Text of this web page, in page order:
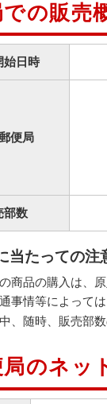
の販売
始日時
便局
部数
当たっての注
商品の購入は、
事情等によって
、随時、販売部数
局のネ